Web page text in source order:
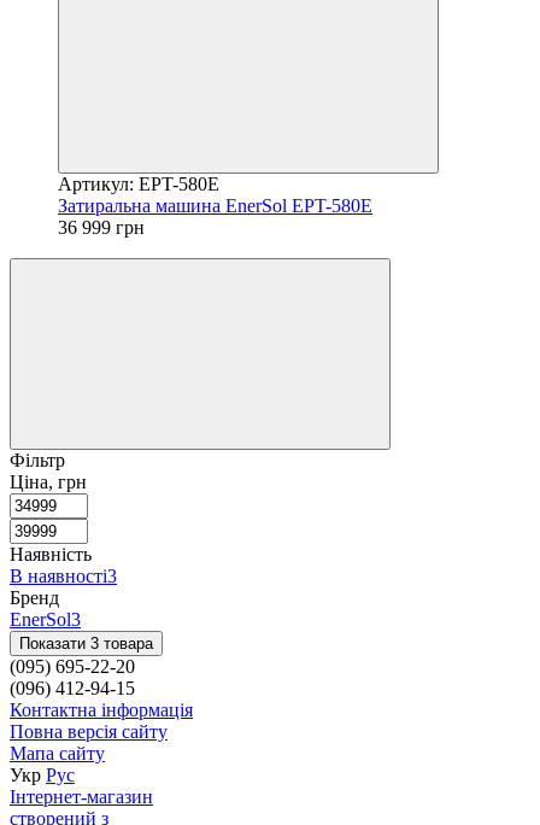
Артикул: EPT-580E
Затиральна машина EnerSol EPT-580E
36 999 грн
Фільтр
Ціна, грн
Наявність
В наявності3
Бренд
EnerSol3
Показати 3 товара
(095) 695-22-20
(096) 412-94-15
Контактна інформація
Повна версія сайту
Мапа сайту
Укр Рус
Інтернет-магазин
створений з